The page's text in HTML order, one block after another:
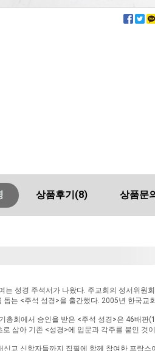
상품후기(8) 상품문
는 성경 주석서가 나왔다. 주교회의 성서위원
돕는 <주석 성경>을 출간했다. 2005년 한국교
총회에서 승인을 받은 <주석 성경>은 46배
로 삼아 기존 <성경>에 입문과 각주를 붙인 것
신교 신학자들까지 집필에 함께 참여한 프랑